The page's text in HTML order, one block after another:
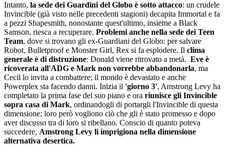
Intanto, la sede dei Guardini del Globo è sotto attacco: un crudele
Invincible (già visto nelle precedenti stagioni) decapita Immortal e fa
a pezzi Shapesmith, nonostante quest'ultimo, insieme a Black
Samson, riesca a recuperare. Problemi anche nella sede dei Teen
Team, dove si trovano gli ex-Guardiani del Globo: per salvare
Robot, Bulletproof e Monster Girl, Rex si fa esplodere. Il clima
generale è di distruzione: Donald viene ritrovato a metà. Eve è
ricoverata all'ADG e Mark non vorrebbe abbandonarla, ma
Cecil lo invita a combattere; il mondo è devastato e anche
Powerplex sta facendo danni. Inizia il 'giorno 3', Amstrong Levy ha
completato la prima fase del suo piano e ora riunisce gli Invincible
sopra casa di Mark, ordinandogli di portargli l'Invincible di questa
dimensione; loro però vogliono ciò che gli è stato promesso e dopo
aver discusso tra di loro si ribellano. Conscio di quanto poteva
succedere, Amstrong Levy li imprigiona nella dimensione
alternativa desertica.